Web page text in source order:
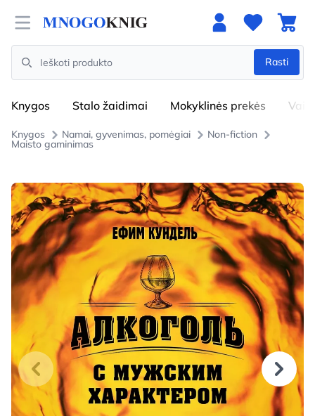
Open menu
Search
Rasti
Knygos Stalo žaidimai Mokyklinės prekės
Knygos Namai, gyvenimas, pomėgiai Non-fiction
Maisto gaminimas